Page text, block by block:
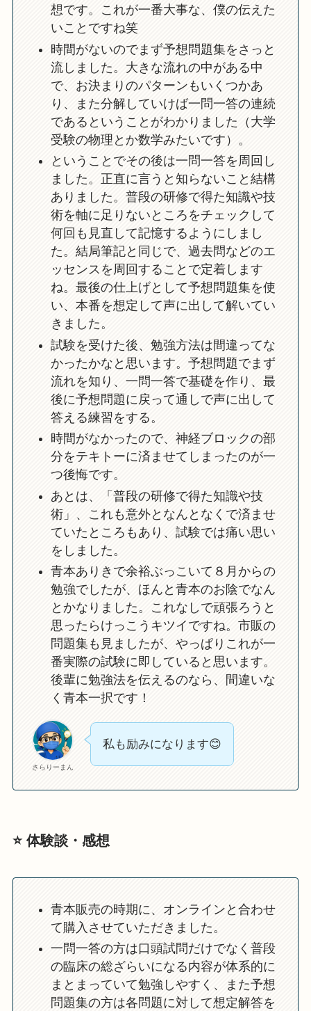
想です。これが一番大事な、僕の伝えた
いことですね笑
時間がないのでまず予想問題集をさっと
流しました。大きな流れの中がある中
で、お決まりのパターンもいくつかあ
り、また分解していけば一問一答の連続
であるということがわかりました（大学
受験の物理とか数学みたいです）。
ということでその後は一問一答を周回し
ました。正直に言うと知らないこと結構
ありました。普段の研修で得た知識や技
術を軸に足りないところをチェックして
何回も見直して記憶するようにしまし
た。結局筆記と同じで、過去問などのエ
ッセンスを周回することで定着します
ね。最後の仕上げとして予想問題集を使
い、本番を想定して声に出して解いてい
きました。
試験を受けた後、勉強方法は間違ってな
かったかなと思います。予想問題でまず
流れを知り、一問一答で基礎を作り、最
後に予想問題に戻って通しで声に出して
答える練習をする。
時間がなかったので、神経ブロックの部
分をテキトーに済ませてしまったのが一
つ後悔です。
あとは、「普段の研修で得た知識や技
術」、これも意外となんとなくで済ませ
ていたところもあり、試験では痛い思い
をしました。
青本ありきで余裕ぶっこいて８月からの
勉強でしたが、ほんと青本のお陰でなん
とかなりました。これなしで頑張ろうと
思ったらけっこうキツイですね。市販の
問題集も見ましたが、やっぱりこれが一
番実際の試験に即していると思います。
後輩に勉強法を伝えるのなら、間違いな
く青本一択です！
さらりーまん
私も励みになります😊
⭐️ 体験談・感想
青本販売の時期に、オンラインと合わせ
て購入させていただきました。
一問一答の方は口頭試問だけでなく普段
の臨床の総ざらいになる内容が体系的に
まとまっていて勉強しやすく、また予想
問題集の方は各問題に対して想定解答を